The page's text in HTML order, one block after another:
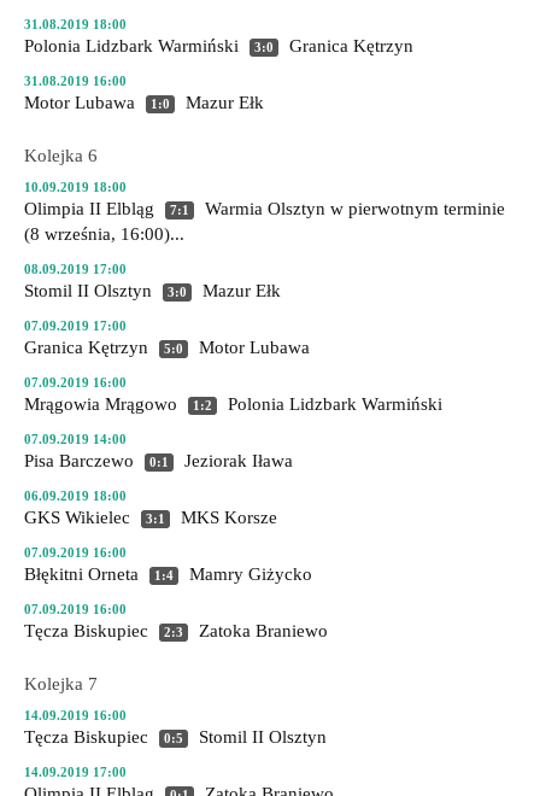
31.08.2019 18:00
Polonia Lidzbark Warmiński 3:0 Granica Kętrzyn
31.08.2019 16:00
Motor Lubawa 1:0 Mazur Ełk
Kolejka 6
10.09.2019 18:00
Olimpia II Elbląg 7:1 Warmia Olsztyn w pierwotnym terminie
(8 września, 16:00)...
08.09.2019 17:00
Stomil II Olsztyn 3:0 Mazur Ełk
07.09.2019 17:00
Granica Kętrzyn 5:0 Motor Lubawa
07.09.2019 16:00
Mrągowia Mrągowo 1:2 Polonia Lidzbark Warmiński
07.09.2019 14:00
Pisa Barczewo 0:1 Jeziorak Iława
06.09.2019 18:00
GKS Wikielec 3:1 MKS Korsze
07.09.2019 16:00
Błękitni Orneta 1:4 Mamry Giżycko
07.09.2019 16:00
Tęcza Biskupiec 2:3 Zatoka Braniewo
Kolejka 7
14.09.2019 16:00
Tęcza Biskupiec 0:5 Stomil II Olsztyn
14.09.2019 17:00